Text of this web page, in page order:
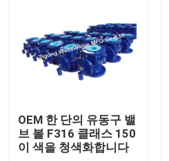
OEM 한 단의 유동구 밸
브 볼 F316 클래스 150
이 색을 청색화합니다